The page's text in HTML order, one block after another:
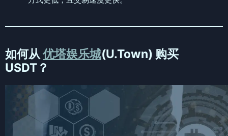
如何从优塔娱乐城(U.Town) 购买
USDT？